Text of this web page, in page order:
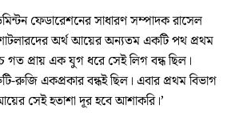
ফেডারেশনের সাধারণ সম্পাদক রাসেল
অর্থ আয়ের অন্যতম একটি পথ প্রথম
গত প্রায় এক যুগ ধরে সেই লিগ বন্ধ ছিল।
রুজি একপ্রকার বন্ধই ছিল। এবার প্রথম বিভাগ
সেই হতাশা দূর হবে আশাকরি।’